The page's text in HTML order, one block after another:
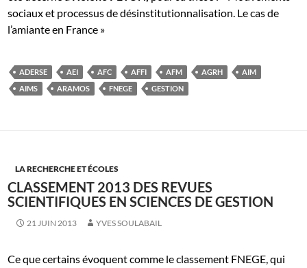
sociaux et processus de désinstitutionnalisation. Le cas de
l’amiante en France »
ADERSE AEI AFC AFFI AFM AGRH
AIM
AIMS
ARAMOS FNEGE GESTION
LA RECHERCHE ET ÉCOLES
CLASSEMENT 2013 DES REVUES
SCIENTIFIQUES EN SCIENCES DE GESTION
21 JUIN 2013 YVES SOULABAIL
Ce que certains évoquent comme le classement FNEGE, qui